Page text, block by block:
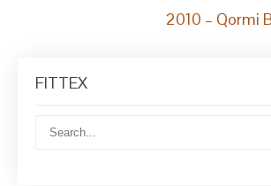
2010 – Qormi
FITTEX